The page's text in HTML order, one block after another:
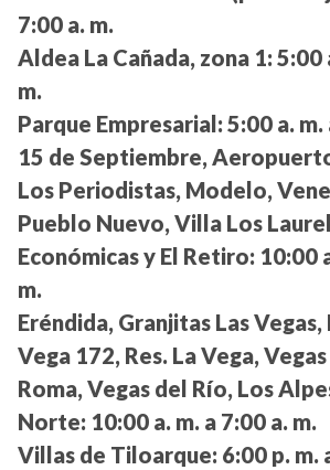
7:00 a. m.
Aldea La Cañada, zona 1: 5:00
m.
Parque Empresarial: 5:00 a. m.
15 de Septiembre,
Los Periodistas, Modelo,
Pueblo Nuevo, Villa Los
Económicas y El Retiro: 10:00
m.
Eréndida, Granjitas Las Vegas,
Vega 172, Res. La Vega,
Roma, Vegas del Río, Los
Norte: 10:00 a. m. a 7:00 a. m.
Villas de Tiloarque: 6:00 p. m.